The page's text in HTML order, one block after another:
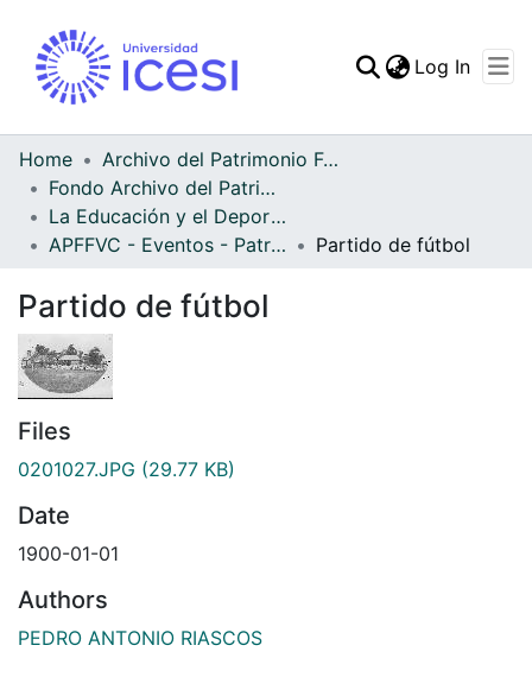
Log In
Home
Archivo del Patrimonio Fotográfico y Fílmico del Valle del Cauca
Fondo Archivo del Patrimonio Fotográfico y Fílmico del Valle del Cauca
La Educación y el Deporte
APFFVC - Eventos - Patrimonial
Partido de fútbol
Partido de fútbol
Files
0201027.JPG (29.77 KB)
Date
1900-01-01
Authors
PEDRO ANTONIO RIASCOS